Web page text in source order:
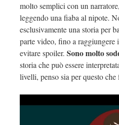
molto semplici con un
leggendo una fiaba al nipote.
esclusivamente una storia per
parte video, fino a
evitare spoiler. Sono molto
storia che può essere
livelli, penso sia per questo